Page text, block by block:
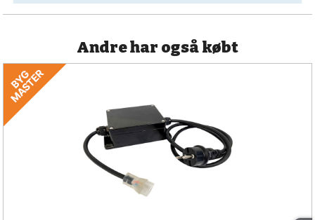
Andre har også købt